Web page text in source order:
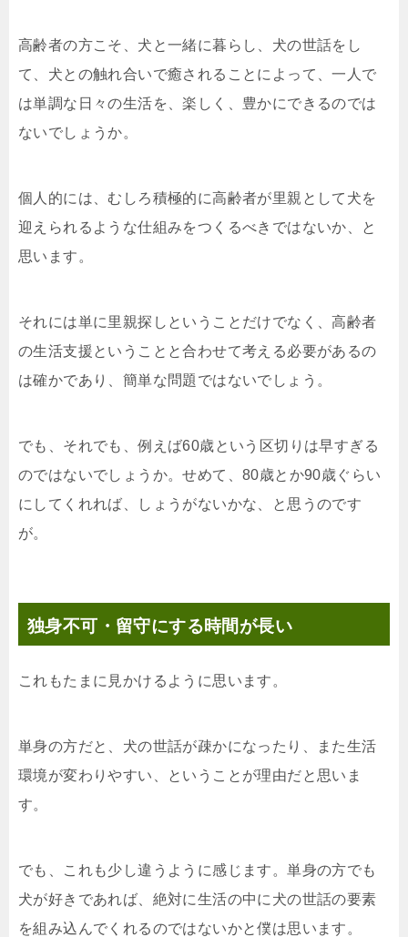
高齢者の方こそ、犬と一緒に暮らし、犬の世話をし
て、犬との触れ合いで癒されることによって、一人で
は単調な日々の生活を、楽しく、豊かにできるのでは
ないでしょうか。
個人的には、むしろ積極的に高齢者が里親として犬を
迎えられるような仕組みをつくるべきではないか、と
思います。
それには単に里親探しということだけでなく、高齢者
の生活支援ということと合わせて考える必要があるの
は確かであり、簡単な問題ではないでしょう。
でも、それでも、例えば60歳という区切りは早すぎる
のではないでしょうか。せめて、80歳とか90歳ぐらい
にしてくれれば、しょうがないかな、と思うのです
が。
独身不可・留守にする時間が長い
これもたまに見かけるように思います。
単身の方だと、犬の世話が疎かになったり、また生活
環境が変わりやすい、ということが理由だと思いま
す。
でも、これも少し違うように感じます。単身の方でも
犬が好きであれば、絶対に生活の中に犬の世話の要素
を組み込んでくれるのではないかと僕は思います。